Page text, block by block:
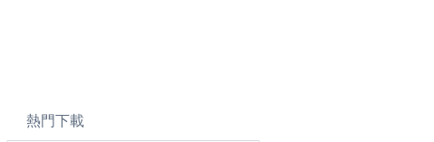
熱門下載